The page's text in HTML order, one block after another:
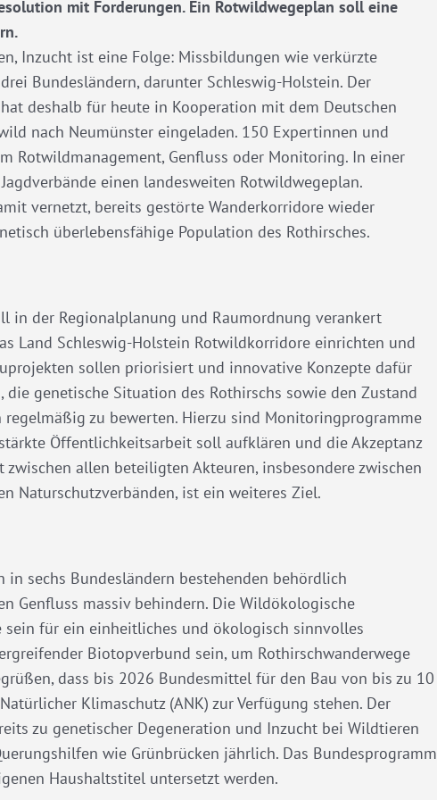
mit Forderungen. Ein Rotwildwegeplan soll eine
Inzucht ist eine Folge: Missbildungen wie verkürzte
Bundesländern, darunter Schleswig-Holstein. Der
deshalb für heute in Kooperation mit dem Deutschen
nach Neumünster eingeladen. 150 Expertinnen und
Rotwildmanagement, Genfluss oder Monitoring. In einer
einen landesweiten Rotwildwegeplan.
vernetzt, bereits gestörte Wanderkorridore wieder
überlebensfähige Population des Rothirsches.
in der Regionalplanung und Raumordnung verankert
Land Schleswig-Holstein Rotwildkorridore einrichten und
sollen priorisiert und innovative Konzepte dafür
die genetische Situation des Rothirschs sowie den Zustand
zu bewerten. Hierzu sind Monitoringprogramme
Öffentlichkeitsarbeit soll aufklären und die Akzeptanz
allen beteiligten Akteuren, insbesondere zwischen
Naturschutzverbänden, ist ein weiteres Ziel.
in sechs Bundesländern bestehenden behördlich
Genfluss massiv behindern. Die Wildökologische
sein für ein einheitliches und ökologisch sinnvolles
Biotopverbund sein, um Rothirschwanderwege
dass bis 2026 Bundesmittel für den Bau von bis zu 10
Klimaschutz (ANK) zur Verfügung stehen. Der
zu genetischer Degeneration und Inzucht bei Wildtieren
wie Grünbrücken jährlich. Das Bundesprogramm
Haushaltstitel untersetzt werden.